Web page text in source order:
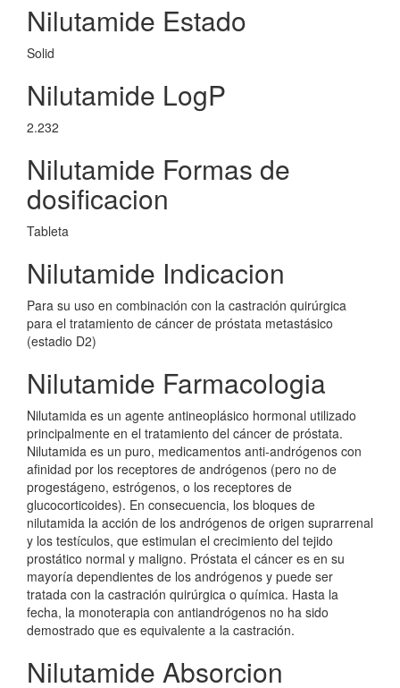
Nilutamide Estado
Solid
Nilutamide LogP
2.232
Nilutamide Formas de
dosificacion
Tableta
Nilutamide Indicacion
Para su uso en combinación con la castración quirúrgica
para el tratamiento de cáncer de próstata metastásico
(estadio D2)
Nilutamide Farmacologia
Nilutamida es un agente antineoplásico hormonal utilizado
principalmente en el tratamiento del cáncer de próstata.
Nilutamida es un puro, medicamentos anti-andrógenos con
afinidad por los receptores de andrógenos (pero no de
progestágeno, estrógenos, o los receptores de
glucocorticoides). En consecuencia, los bloques de
nilutamida la acción de los andrógenos de origen suprarrenal
y los testículos, que estimulan el crecimiento del tejido
prostático normal y maligno. Próstata el cáncer es en su
mayoría dependientes de los andrógenos y puede ser
tratada con la castración quirúrgica o química. Hasta la
fecha, la monoterapia con antiandrógenos no ha sido
demostrado que es equivalente a la castración.
Nilutamide Absorcion